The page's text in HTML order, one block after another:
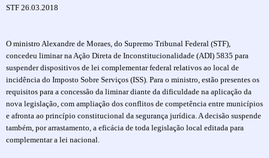
STF 26.03.2018
O ministro Alexandre de Moraes, do Supremo Tribunal Federal (STF),
concedeu liminar na Ação Direta de Inconstitucionalidade (ADI) 5835 para
suspender dispositivos de lei complementar federal relativos ao local de
incidência do Imposto Sobre Serviços (ISS). Para o ministro, estão presentes os
requisitos para a concessão da liminar diante da dificuldade na aplicação da
nova legislação, com ampliação dos conflitos de competência entre municípios
e afronta ao princípio constitucional da segurança jurídica. A decisão suspende
também, por arrastamento, a eficácia de toda legislação local editada para
complementar a lei nacional.